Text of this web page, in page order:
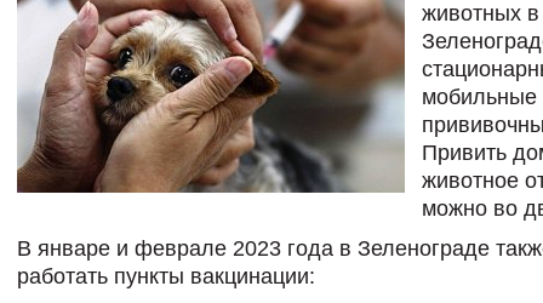
животных в
мобильные
Привить
животное
можно во
В январе и феврале 2023 года в Зеленограде
работать пункты вакцинации: